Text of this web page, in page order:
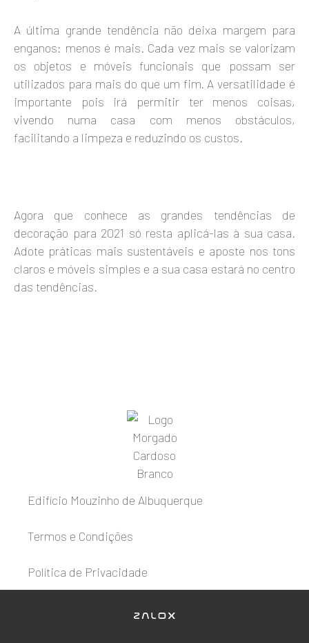
A última grande tendência não deixa margem para
enganos: menos é mais. Cada vez mais se valorizam
os objetos e móveis funcionais que possam ser
utilizados para mais do que um fim. A versatilidade é
importante pois irá permitir ter menos coisas,
vivendo numa casa com menos obstáculos,
facilitando a limpeza e reduzindo os custos.
Agora que conhece as grandes tendências de
decoração para 2021 só resta aplicá-las à sua casa.
Adote práticas mais sustentáveis e aposte nos tons
claros e móveis simples e a sua casa estará no centro
das tendências.
Edifício Mouzinho de Albuquerque
Termos e Condições
Política de Privacidade